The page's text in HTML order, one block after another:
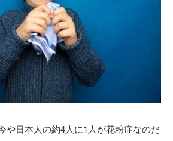
や日本人の約4人に1人が花粉症なのだ